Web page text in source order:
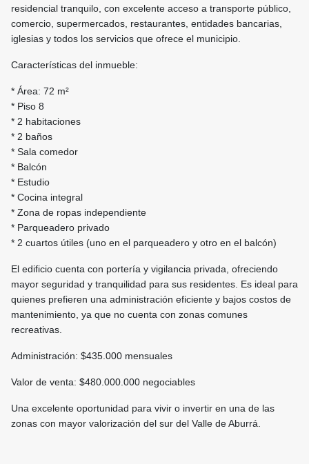
residencial tranquilo, con excelente acceso a transporte público,
comercio, supermercados, restaurantes, entidades bancarias,
iglesias y todos los servicios que ofrece el municipio.
Características del inmueble:
* Área: 72 m²
* Piso 8
* 2 habitaciones
* 2 baños
* Sala comedor
* Balcón
* Estudio
* Cocina integral
* Zona de ropas independiente
* Parqueadero privado
* 2 cuartos útiles (uno en el parqueadero y otro en el balcón)
El edificio cuenta con portería y vigilancia privada, ofreciendo
mayor seguridad y tranquilidad para sus residentes. Es ideal para
quienes prefieren una administración eficiente y bajos costos de
mantenimiento, ya que no cuenta con zonas comunes
recreativas.
Administración: $435.000 mensuales
Valor de venta: $480.000.000 negociables
Una excelente oportunidad para vivir o invertir en una de las
zonas con mayor valorización del sur del Valle de Aburrá.